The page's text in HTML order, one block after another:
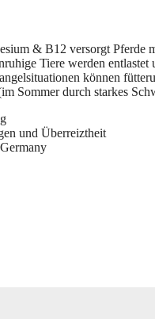
& B12 versorgt Pferde
Tiere werden entlastet
können
Sommer durch starkes
und Überreiztheit